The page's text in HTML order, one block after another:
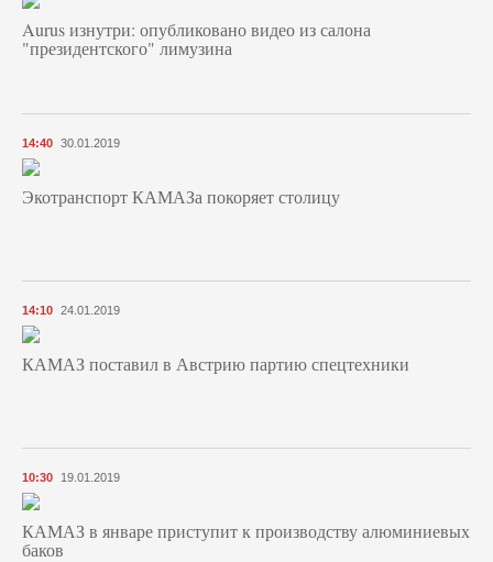
Aurus изнутри: опубликовано видео из салона
"президентского" лимузина
14:40 30.01.2019
Экотранспорт КАМАЗа покоряет столицу
14:10 24.01.2019
КАМАЗ поставил в Австрию партию спецтехники
10:30 19.01.2019
КАМАЗ в январе приступит к производству алюминиевых
баков